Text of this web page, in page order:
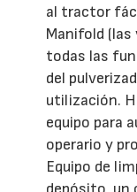
al tractor
Manifold (las
todas las
del
utilización.
equipo para
operario y
Equipo de